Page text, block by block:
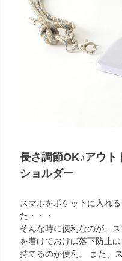
長さ調節OK♪アウト
ショルダー
スマホをポケットに入れ
た・・・
そんな時に便利なのが、
を着けておけば落下防止
持てるのが便利。 また、